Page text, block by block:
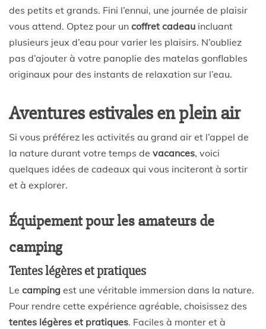
des petits et grands. Fini l’ennui, une journée de plaisir
vous attend. Optez pour un coffret cadeau incluant
plusieurs jeux d’eau pour varier les plaisirs. N’oubliez
pas d’ajouter à votre panoplie des matelas gonflables
originaux pour des instants de relaxation sur l’eau.
Aventures estivales en plein air
Si vous préférez les activités au grand air et l’appel de
la nature durant votre temps de vacances, voici
quelques idées de cadeaux qui vous inciteront à sortir
et à explorer.
Équipement pour les amateurs de
camping
Tentes légères et pratiques
Le camping est une véritable immersion dans la nature.
Pour rendre cette expérience agréable, choisissez des
tentes légères et pratiques. Faciles à monter et à